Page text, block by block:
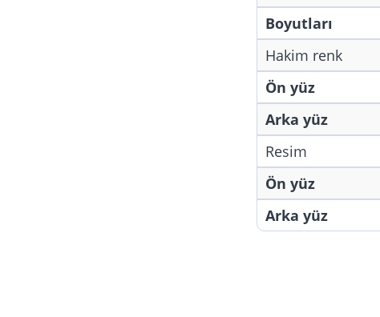
Boyutları
Hakim renk
Ön yüz
Arka yüz
Resim
Ön yüz
Arka yüz